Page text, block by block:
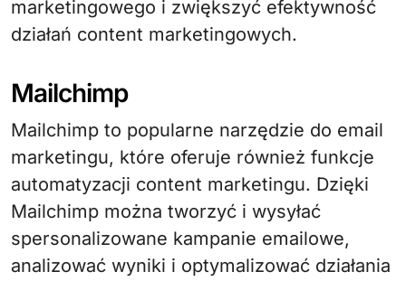
marketingowego i zwiększyć efektywność
działań content marketingowych.
Mailchimp
Mailchimp to popularne narzędzie do email
marketingu, które oferuje również funkcje
automatyzacji content marketingu. Dzięki
Mailchimp można tworzyć i wysyłać
spersonalizowane kampanie emailowe,
analizować wyniki i optymalizować działania